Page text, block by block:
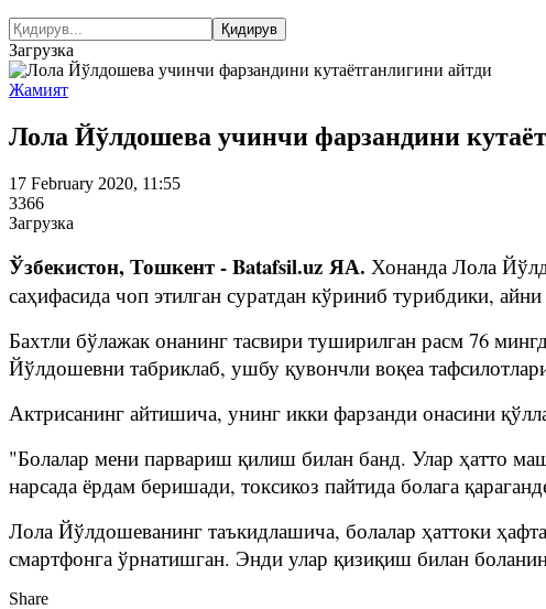
Загрузка
Жамият
Лола Йўлдошева учинчи фарзандини
17 February 2020, 11:55
3366
Загрузка
Ўзбекистон, Тошкент - Batafsil.uz ЯА. Хонанда Лола
саҳифасида чоп этилган суратдан кўриниб турибдики,
Бахтли бўлажак онанинг тасвири туширилган расм 76
Йўлдошевни табриклаб, ушбу қувончли воқеа
Актрисанинг айтишича, унинг икки фарзанди онасини
"Болалар мени парвариш қилиш билан банд. Улар ҳатто
нарсада ёрдам беришади, токсикоз пайтида болага
Лола Йўлдошеванинг таъкидлашича, болалар ҳаттоки
смартфонга ўрнатишган. Энди улар қизиқиш билан
Share